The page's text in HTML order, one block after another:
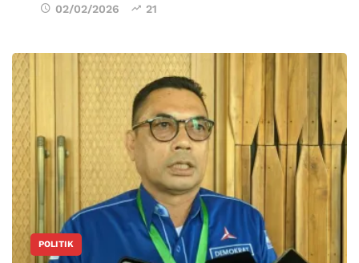
02/02/2026 21
POLITIK